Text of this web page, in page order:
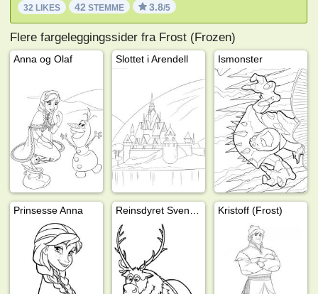
32 LIKES 42 STEMME 3.8/5
Flere fargeleggingssider fra Frost (Frozen)
Anna og Olaf Slottet i Arendell Ismonster
Prinsesse Anna Kristoff (Frost)